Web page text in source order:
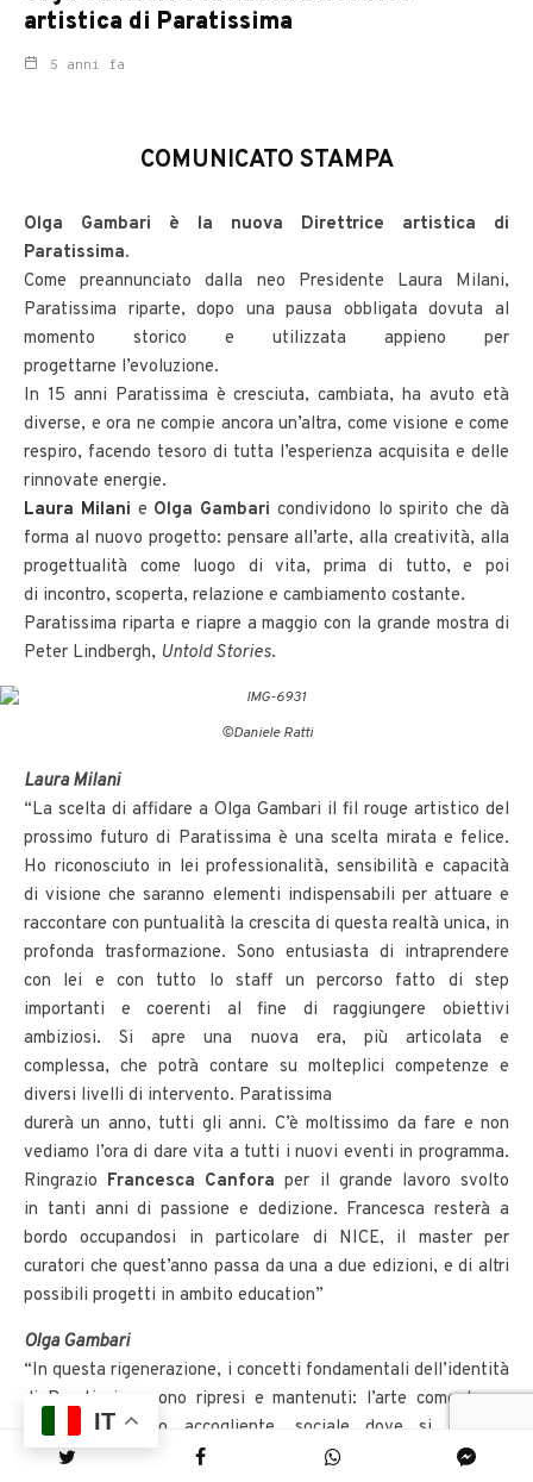
artistica di Paratissima
5 anni fa
COMUNICATO STAMPA
Olga Gambari è la nuova Direttrice artistica di
Paratissima.
Come preannunciato dalla neo Presidente Laura Milani,
Paratissima riparte, dopo una pausa obbligata dovuta al
momento storico e utilizzata appieno per
progettarne l’evoluzione.
In 15 anni Paratissima è cresciuta, cambiata, ha avuto età
diverse, e ora ne compie ancora un’altra, come visione e come
respiro, facendo tesoro di tutta l’esperienza acquisita e delle
rinnovate energie.
Laura Milani e Olga Gambari condividono lo spirito che dà
forma al nuovo progetto: pensare all’arte, alla creatività, alla
progettualità come luogo di vita, prima di tutto, e poi
di incontro, scoperta, relazione e cambiamento costante.
Paratissima riparta e riapre a maggio con la grande mostra di
Peter Lindbergh, Untold Stories.
©Daniele Ratti
Laura Milani
“La scelta di affidare a Olga Gambari il fil rouge artistico del
prossimo futuro di Paratissima è una scelta mirata e felice.
Ho riconosciuto in lei professionalità, sensibilità e capacità
di visione che saranno elementi indispensabili per attuare e
raccontare con puntualità la crescita di questa realtà unica, in
profonda trasformazione. Sono entusiasta di intraprendere
con lei e con tutto lo staff un percorso fatto di step
importanti e coerenti al fine di raggiungere obiettivi
ambiziosi. Si apre una nuova era, più articolata e
complessa, che potrà contare su molteplici competenze e
diversi livelli di intervento. Paratissima
durerà un anno, tutti gli anni. C’è moltissimo da fare e non
vediamo l’ora di dare vita a tutti i nuovi eventi in programma.
Ringrazio Francesca Canfora per il grande lavoro svolto
in tanti anni di passione e dedizione. Francesca resterà a
bordo occupandosi in particolare di NICE, il master per
curatori che quest’anno passa da una a due edizioni, e di altri
possibili progetti in ambito education”
Olga Gambari
“In questa rigenerazione, i concetti fondamentali dell’identità
di Paratissima sono ripresi e mantenuti: l’arte come luogo
condiviso, spazio accogliente, sociale dove si è tutti
cittadini, con un’energia benefica del rapporto e dello
IT